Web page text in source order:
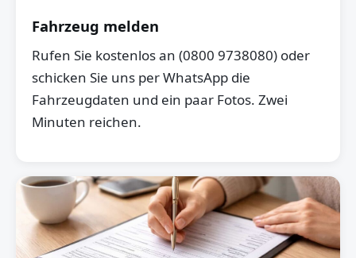
Fahrzeug melden
Rufen Sie kostenlos an (0800 9738080) oder
schicken Sie uns per WhatsApp die
Fahrzeugdaten und ein paar Fotos. Zwei
Minuten reichen.